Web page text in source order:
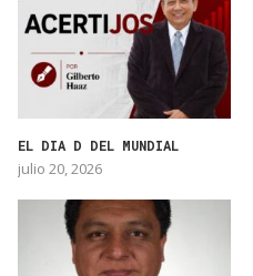
EL DIA D DEL MUNDIAL
julio 20, 2026